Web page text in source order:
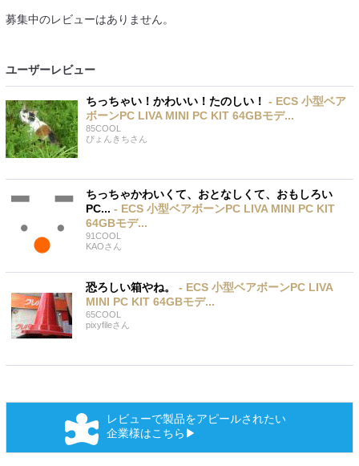
募集中のレビューはありません。
ユーザーレビュー
ちっちゃい！かわいい！たのしい！ - ECS 小型ベア
ボーンPC LIVA MINI PC KIT 64GBモデ...
85COOL
ぴょんきちさん
ちっちゃかわいくて、おとなしくて、おもしろい
PC... - ECS 小型ベアボーンPC LIVA MINI PC KIT
64GBモデ...
91COOL
KAOさん
恐ろしい箱やね。
- ECS 小型ベアボーンPC LIVA
MINI PC KIT 64GBモデ...
65COOL
pixyfileさん
レビューで製品をアピールされたい
企業様はこちら▶